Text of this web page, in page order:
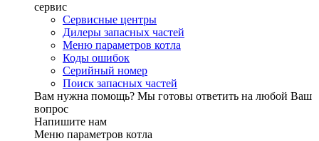
сервис
Сервисные центры
Дилеры запасных частей
Меню параметров котла
Коды ошибок
Серийный номер
Поиск запасных частей
Вам нужна помощь? Мы готовы ответить на любой Ваш
вопрос
Напишите нам
Меню параметров котла